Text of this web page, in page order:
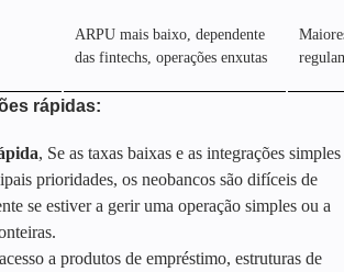
ARPU mais baixo, dependente
das fintechs, operações enxutas
rápidas:
, Se as taxas baixas e as integrações simples
prioridades, os neobancos são difíceis de
se estiver a gerir uma operação simples ou a
a produtos de empréstimo, estruturas de